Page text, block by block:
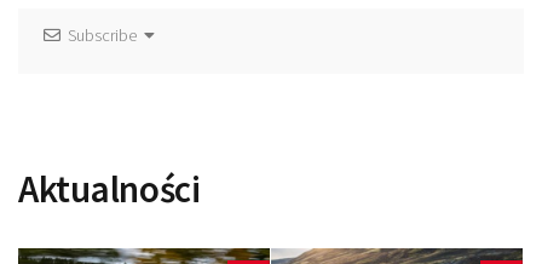
Subscribe
Aktualności